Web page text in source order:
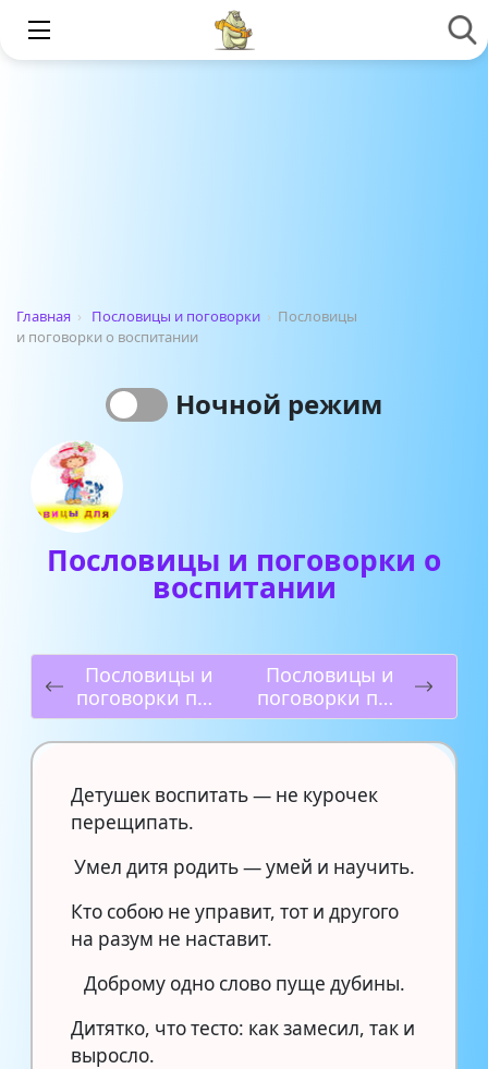
Главная › Пословицы и поговорки › Пословицы
и поговорки о воспитании
Ночной режим
Пословицы и поговорки о
воспитании
Пословицы и
поговорки про
цифру 5 (пять)
Пословицы и
поговорки про
отзывчивость
Детушек воспитать — не курочек
перещипать.
Умел дитя родить — умей и научить.
Кто собою не управит, тот и другого
на разум не наставит.
Доброму одно слово пуще дубины.
Дитятко, что тесто: как замесил, так и
выросло.